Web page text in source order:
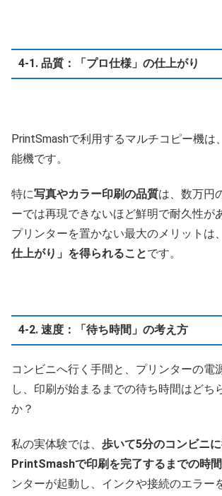
4-1. 品質：「プロ仕様」の仕上がり
PrintSmashで利用するマルチコピー機は
能機です。
特に写真やカラー印刷の品質は、数万円
ーでは再現できないほど鮮明で耐久性が
プリンターを置かない最大のメリットは、
仕上がり」を得られることです。
4-2. 速度：「待ち時間」の考え方
コンビニへ行く手間と、プリンターの電
し、印刷が始まるまでの待ち時間はどち
か？
私の実体験では、 歩いて5分のコンビニに
PrintSmashで印刷を完了するまでの時間
ンターが起動し、インクや接続のエラー